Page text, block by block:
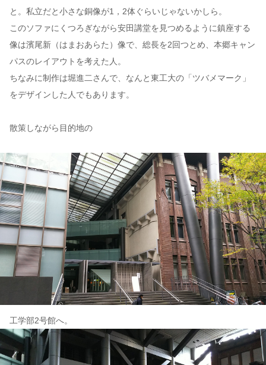
と。私立だと小さな銅像が1，2体ぐらいじゃないかしら。
このソファにくつろぎながら安田講堂を見つめるように鎮座する
像は濱尾新（はまおあらた）像で、総長を2回つとめ、本郷キャン
パスのレイアウトを考えた人。
ちなみに制作は堀進二さんで、なんと東工大の「ツバメマーク」
をデザインした人でもあります。
散策しながら目的地の
工学部2号館へ。